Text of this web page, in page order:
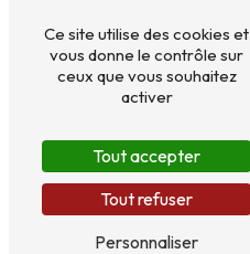
Ce site utilise des cookies et
vous donne le contrôle sur
ceux que vous souhaitez
activer
Tout accepter
Tout refuser
Personnaliser